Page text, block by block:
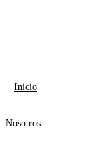
Inicio
Nosotros